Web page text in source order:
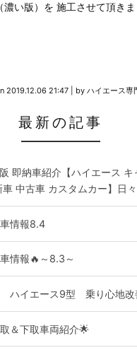
濃い版）を 施工させて頂き
2019.12.06 21:47 by ハイエース専
最新の記事
即納車紹介【ハイエース キ
中古車 カスタムカー】日々
情報8.4
情報🔥～8.3～
ハイエース9型 乗り心地改
＆下取車両紹介🌟